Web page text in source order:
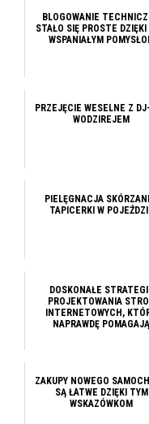
BLOGOWANIE
STAŁO SIĘ PROSTE DZIĘKI
WSPANIAŁYM
PRZEJĘCIE WESELNE Z
WODZIREJEM
PIELĘGNACJA
TAPICERKI W
DOSKONAŁE
PROJEKTOWANIA
INTERNETOWYCH,
NAPRAWDĘ POMAGAJĄ
ZAKUPY NOWEGO
SĄ ŁATWE DZIĘKI TYM
WSKAZÓWKOM